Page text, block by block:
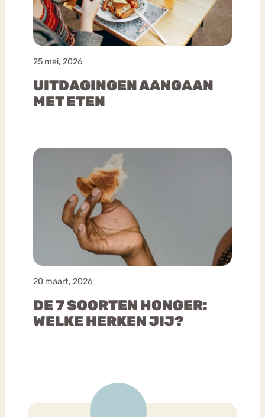
25 mei, 2026
UITDAGINGEN AANGAAN
MET ETEN
20 maart, 2026
DE 7 SOORTEN HONGER:
WELKE HERKEN JIJ?